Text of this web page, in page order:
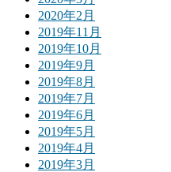
2020年2月
2019年11月
2019年10月
2019年9月
2019年8月
2019年7月
2019年6月
2019年5月
2019年4月
2019年3月